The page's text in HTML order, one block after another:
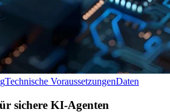
Technische VoraussetzungenDaten
sichere KI-Agenten